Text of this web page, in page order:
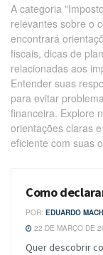
A categoria
relevantes sobre o
encontrará
fiscais, dicas de
relacionadas aos
Entender suas
para evitar
financeira. Explore
orientações claras
eficiente com suas
BLOG
Como
POR: EDUARDO
22 DE MARÇO DE
Quer descobrir